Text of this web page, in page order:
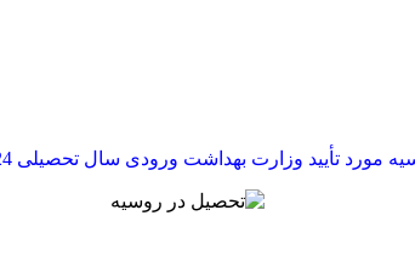
تأیید وزارت بهداشت ورودی سال تحصیلی 2024-2023